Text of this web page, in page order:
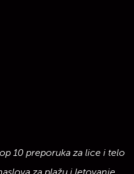
10 preporuka za lice i telo